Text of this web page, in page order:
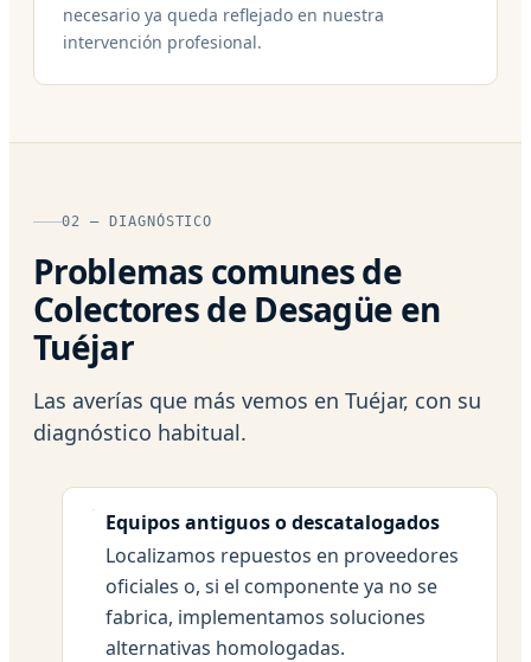
necesario ya queda reflejado en nuestra
intervención profesional.
02 — DIAGNÓSTICO
Problemas comunes de
Colectores de Desagüe en
Tuéjar
Las averías que más vemos en Tuéjar, con su
diagnóstico habitual.
Equipos antiguos o descatalogados
Localizamos repuestos en proveedores
oficiales o, si el componente ya no se
fabrica, implementamos soluciones
alternativas homologadas.